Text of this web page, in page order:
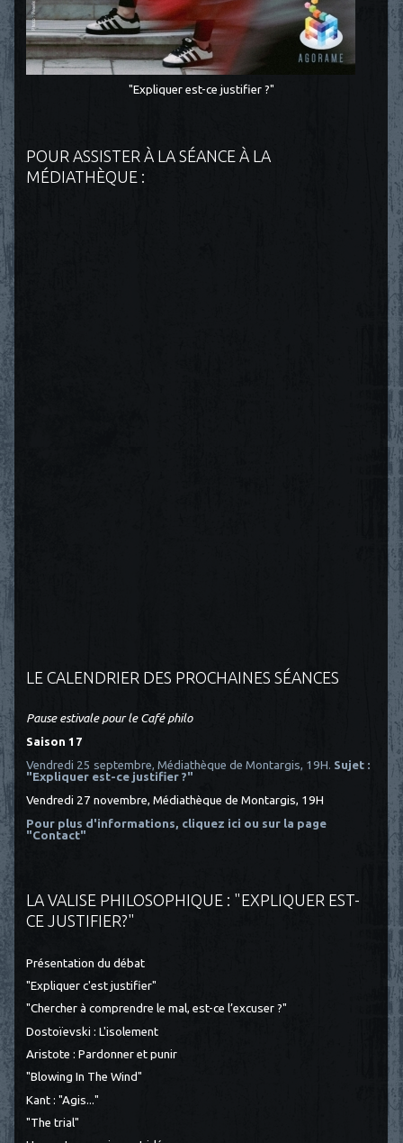
"Expliquer est-ce justifier ?"
POUR ASSISTER À LA SÉANCE À LA
MÉDIATHÈQUE :
LE CALENDRIER DES PROCHAINES SÉANCES
Pause estivale pour le Café philo
Saison 17
Vendredi 25 septembre, Médiathèque de Montargis, 19H. Sujet :
"Expliquer est-ce justifier ?"
Vendredi 27 novembre, Médiathèque de Montargis, 19H
Pour plus d'informations, cliquez ici ou sur la page
"Contact"
LA VALISE PHILOSOPHIQUE : "EXPLIQUER EST-
CE JUSTIFIER?"
Présentation du débat
"Expliquer c'est justifier"
"Chercher à comprendre le mal, est-ce l’excuser ?"
Dostoïevski : L'isolement
Aristote : Pardonner et punir
"Blowing In The Wind"
Kant : "Agis..."
"The trial"